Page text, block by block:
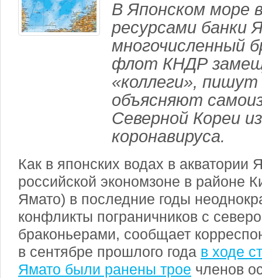
В Японском море
ресурсами банки
многочисленный
флот КНДР
«коллеги»,
объясняют
Северной Кореи
коронавируса.
Как в японских водах в акватории
российской экономзоне в районе
Ямато) в последние годы
конфликты пограничников с
браконьерами, сообщает
в сентябре прошлого года в ходе
Ямато были ранены трое членов